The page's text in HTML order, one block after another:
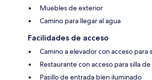
Muebles de exterior
Camino para llegar al agua
Facilidades de acceso
Camino a elevador con acceso para
Restaurante con acceso para silla
Pasillo de entrada bien iluminado